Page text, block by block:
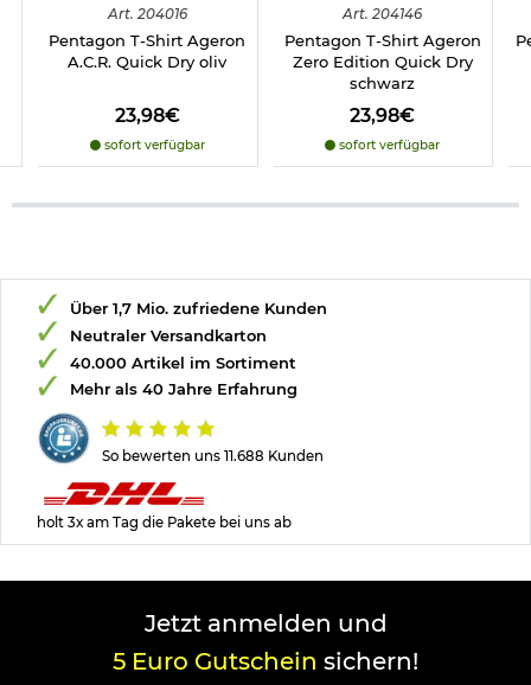
Art. 204016
Pentagon T-Shirt Ageron
A.C.R. Quick Dry oliv
23,98€
sofort verfügbar
Art. 204146
Pentagon T-Shirt Ageron
Zero Edition Quick Dry
schwarz
23,98€
sofort verfügbar
So bewerten uns 11.688 Kunden
Über 1,7 Mio. zufriedene Kunden
Neutraler Versandkarton
40.000 Artikel im Sortiment
Mehr als 40 Jahre Erfahrung
holt 3x am Tag die Pakete bei uns ab
Jetzt anmelden und
5 Euro Gutschein sichern!